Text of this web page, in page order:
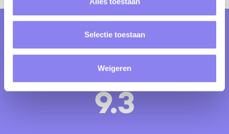
Selectie toestaan
Weigeren
kreeg een gemiddelde
gastwaardering van:
9.3